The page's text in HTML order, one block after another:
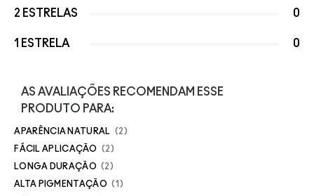
2 ESTRELAS 0
1 ESTRELA 0
AS AVALIAÇÕES RECOMENDAM ESSE
PRODUTO PARA:
APARÊNCIA NATURAL 2
FÁCIL APLICAÇÃO 2
LONGA DURAÇÃO 2
ALTA PIGMENTAÇÃO 1